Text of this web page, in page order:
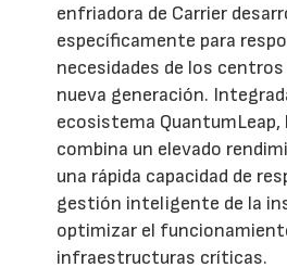
enfriadora de Carrier
específicamente para
necesidades de los
nueva generación.
ecosistema QuantumLeap,
combina un elevado
una rápida capacidad de
gestión inteligente de la
optimizar el
infraestructuras críticas.